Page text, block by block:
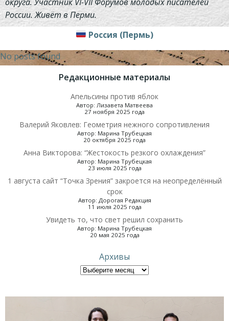
России. Живёт в Перми.
Россия (Пермь)
No posts found
Редакционные материалы
Апельсины против яблок
Автор: Лизавета Матвеева
27 ноября 2025 года
Валерий Яковлев: Геометрия нежного сопротивления
Автор: Марина Трубецкая
20 октября 2025 года
Анна Викторова: “Жестокость резкого охлаждения”
Автор: Марина Трубецкая
23 июля 2025 года
1 августа сайт “Точка Зрения” закроется на неопределённый
срок
Автор: Дорогая Редакция
11 июля 2025 года
Увидеть то, что свет решил сохранить
Автор: Марина Трубецкая
20 мая 2025 года
Архивы